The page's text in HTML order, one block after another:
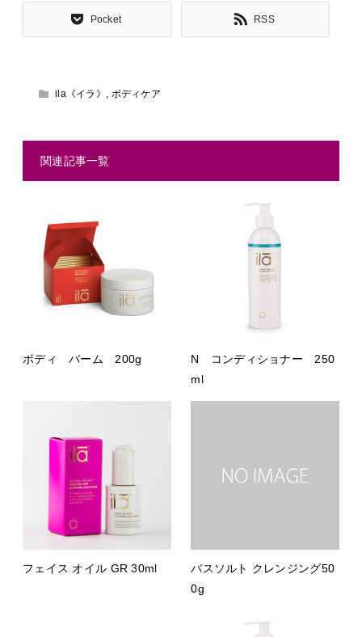
Pocket RSS
ila《イラ》 ボディケア
関連記事一覧
ボディ バーム 200g
N コンディショナー 250
ml
フェイス オイル GR 30ml
バスソルト クレンジング50
0g